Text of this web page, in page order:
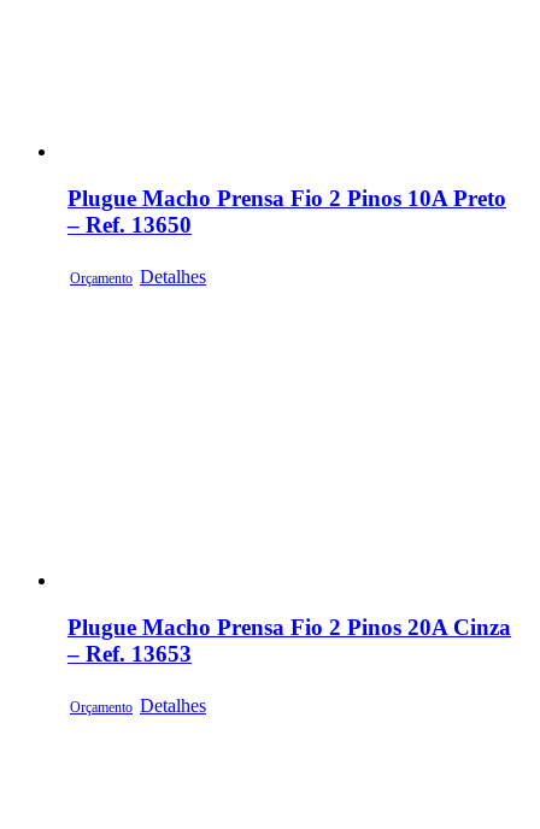
Plugue Macho Prensa Fio 2 Pinos 10A Preto
– Ref. 13650
Orçamento Detalhes
Plugue Macho Prensa Fio 2 Pinos 20A Cinza
– Ref. 13653
Orçamento Detalhes